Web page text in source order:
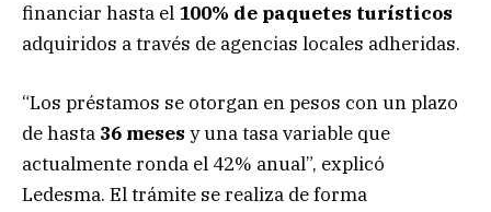
financiar hasta el 100% de paquetes turísticos
adquiridos a través de agencias locales adheridas.
“Los préstamos se otorgan en pesos con un plazo
de hasta 36 meses y una tasa variable que
actualmente ronda el 42% anual”, explicó
Ledesma. El trámite se realiza de forma